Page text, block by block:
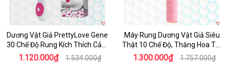
Dương Vật Giả PrettyLove Gene
30 Chế Độ Rung Kích Thích Cảm
Biến Âm Thanh
1.120.000₫ 1.534.000₫
Máy Rung Dương Vật Giả Siêu
Thật 10 Chế Độ, Thăng Hoa Tối
Ưu
1.300.000₫ 1.757.000₫